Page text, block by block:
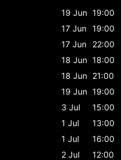
19 Jun 19:00
17 Jun 19:00
17 Jun
22:00
18 Jun 18:00
18 Jun 21:00
19 Jun 19:00
3 Jul
15:00
1 Jul
13:00
1 Jul
16:00
2 Jul
12:00